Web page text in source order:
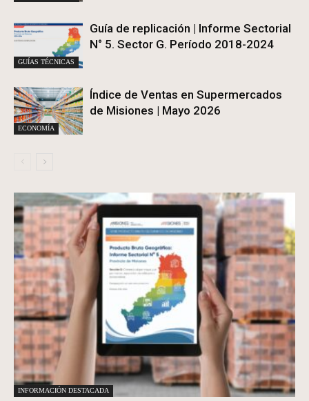
GUÍAS TÉCNICAS
Guía de replicación | Informe Sectorial
N° 5. Sector G. Período 2018-2024
ECONOMÍA
Índice de Ventas en Supermercados
de Misiones | Mayo 2026
INFORMACIÓN DESTACADA